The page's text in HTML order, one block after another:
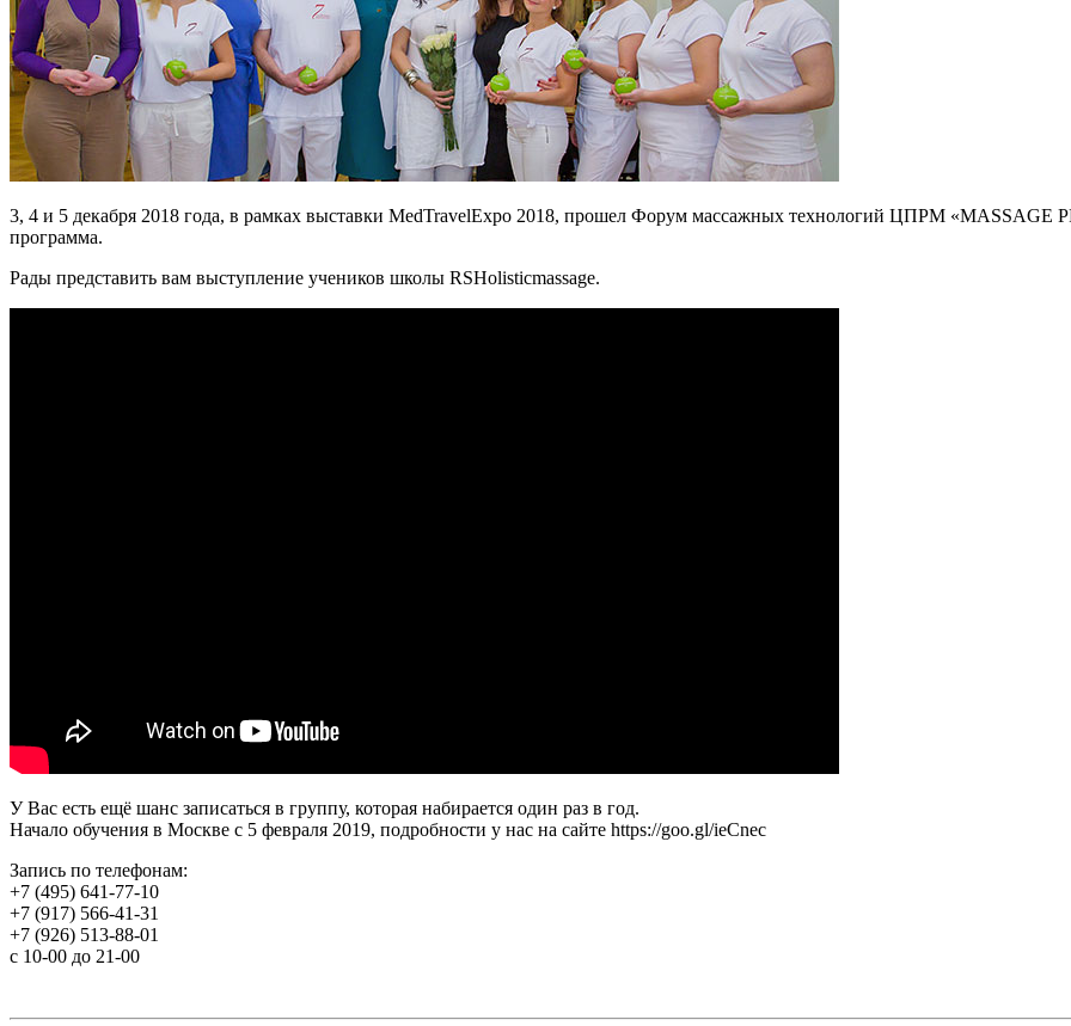
3, 4 и 5 декабря 2018 года, в рамках выставки MedTravelExpo 2018, прошел Форум массажных технологий ЦПРМ «MASSAGE
программа.
Рады представить вам выступление учеников школы RSHolisticmassage.
У Вас есть ещё шанс записаться в группу, которая набирается один раз в год.
Начало обучения в Москве с 5 февраля 2019, подробности у нас на сайте https://goo.gl/ieCnec
Запись по телефонам:
+7 (495) 641-77-10
+7 (917) 566-41-31
+7 (926) 513-88-01
c 10-00 до 21-00